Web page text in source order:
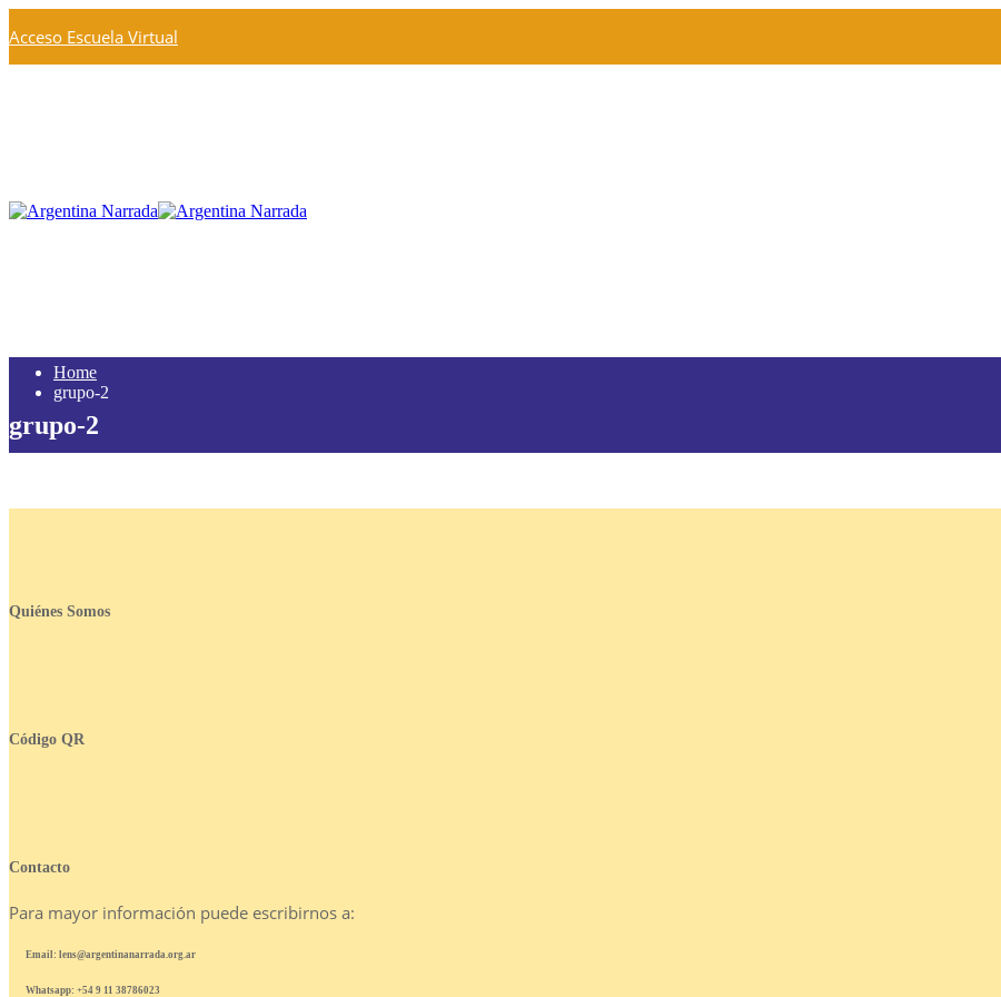
Acceso Escuela Virtual
Home
grupo-2
grupo-2
Quiénes Somos
Código QR
Contacto
Para mayor información puede escribirnos a:
Email: lens@argentinanarrada.org.ar
Whatsapp: +54 9 11 38786023